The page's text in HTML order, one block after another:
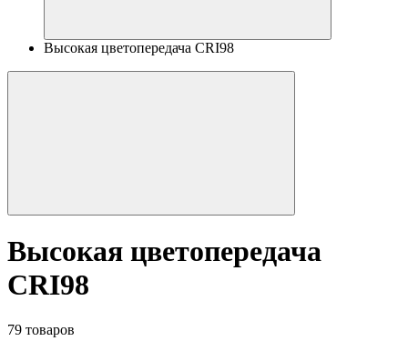
Высокая цветопередача CRI98
Высокая цветопередача
CRI98
79 товаров